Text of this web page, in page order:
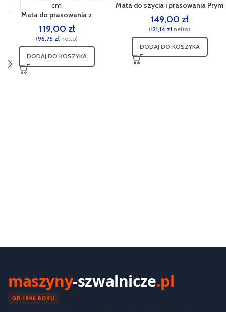
Mata do prasowania z
nadrukowaną siatką Prym 90×60
cm
119,00 zł
(96,75 złnetto)
DODAJ DO KOSZYKA
Mata do szycia i prasowania Prym
50×92 cm
149,00 zł
(121,14 zł netto)
DODAJ DO KOSZYKA
maszyny-szwalnicze.pl
OD 1996 ROKU